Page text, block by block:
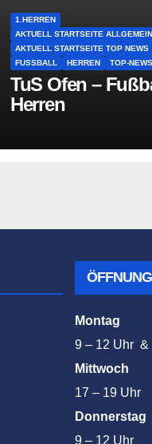
1.HERREN
AKTUELL STARTSEITE ALLGEMEIN
AKTUELL STARTSEITE TOP NEWS
FUSSBALL
HERREN TOP-NEWS
TuS Ofen –
Herren
Montag
9 – 12 Uhr
Mittwoch
17 – 19 Uhr
Donnerstag
9 – 12 Uhr